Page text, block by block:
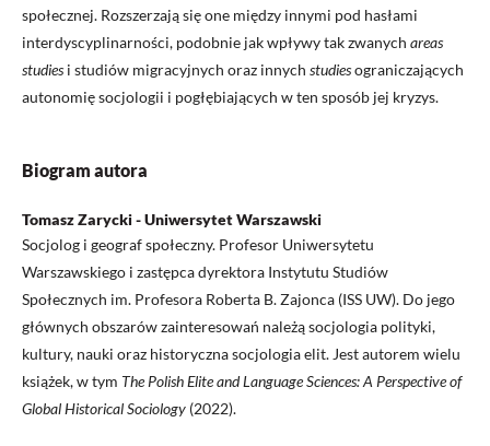
społecznej. Rozszerzają się one między innymi pod hasłami
interdyscyplinarności, podobnie jak wpływy tak zwanych areas
studies i studiów migracyjnych oraz innych studiesograniczających
autonomię socjologii i pogłębiających w ten sposób jej kryzys.
Biogram autora
Tomasz Zarycki - Uniwersytet Warszawski
Socjolog i geograf społeczny. Profesor Uniwersytetu
Warszawskiego i zastępca dyrektora Instytutu Studiów
Społecznych im. Profesora Roberta B. Zajonca (ISS UW). Do jego
głównych obszarów zainteresowań należą socjologia polityki,
kultury, nauki oraz historyczna socjologia elit. Jest autorem wielu
książek, w tym The Polish Elite and Language Sciences: A Perspective of
Global Historical Sociology (2022).